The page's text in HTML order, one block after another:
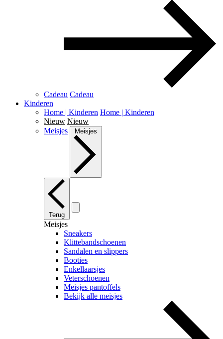
Cadeau Cadeau
Kinderen
Home | Kinderen Home | Kinderen
Nieuw Nieuw
Meisjes
Meisjes
Terug
Meisjes
Sneakers
Klittebandschoenen
Sandalen en slippers
Booties
Enkellaarsjes
Veterschoenen
Meisjes pantoffels
Bekijk alle meisjes